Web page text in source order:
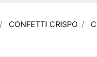
CONFETTI CRISPO